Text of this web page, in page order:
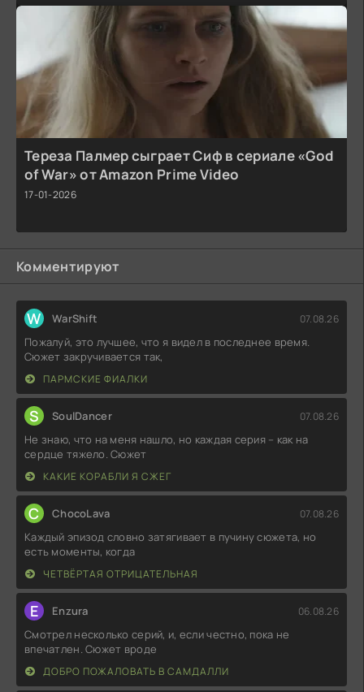
Тереза Палмер сыграет Сиф в сериале «God
of War» от Amazon Prime Video
17-01-2026
Комментируют
W WarShift 07.08.26
Пожалуй, это лучшее, что я видел в последнее время.
Сюжет закручивается так,
ПАРМСКИЕ ФИАЛКИ
S SoulDancer 07.08.26
Не знаю, что на меня нашло, но каждая серия – как на
сердце тяжело. Сюжет
КАКИЕ КОРАБЛИ Я СЖЕГ
C ChocoLava 07.08.26
Каждый эпизод словно затягивает в пучину сюжета, но
есть моменты, когда
ЧЕТВЁРТАЯ ОТРИЦАТЕЛЬНАЯ
E Enzura 06.08.26
Смотрел несколько серий, и, если честно, пока не
впечатлен. Сюжет вроде
ДОБРО ПОЖАЛОВАТЬ В САМДАЛЛИ